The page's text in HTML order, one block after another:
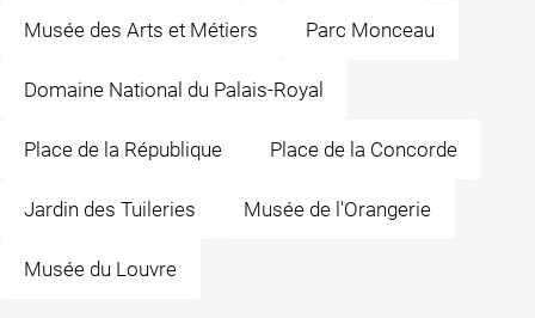
Musée des Arts et Métiers Parc Monceau
Domaine National du Palais-Royal
Place de la République Place de la Concorde
Jardin des Tuileries Musée de l'Orangerie
Musée du Louvre